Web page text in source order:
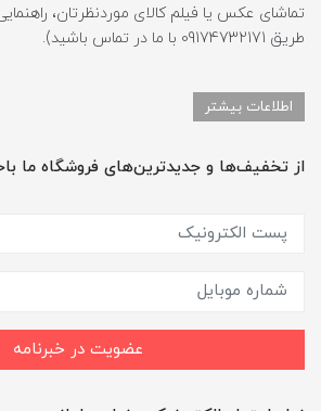
تماشای عکس یا فیلم کالای موردنظرتان،
طریق 09174732171 با ما در تماس باشید).
اطلاعات بیشتر
از تخفیف‌ها و جدیدترین‌های فروشگاه ما
عضویت در خبرنامه